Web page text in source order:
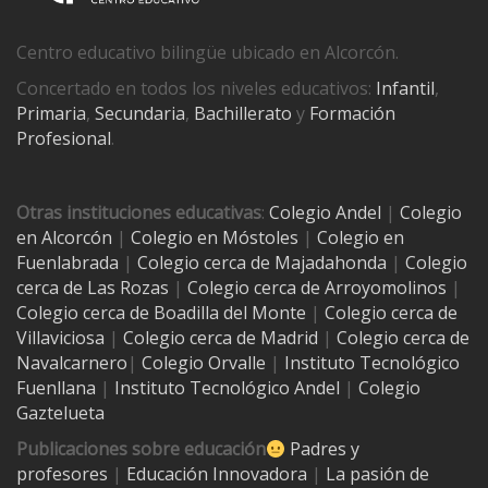
Centro educativo bilingüe ubicado en Alcorcón.
Concertado en todos los niveles educativos: Infantil,
Primaria, Secundaria, Bachillerato y Formación
Profesional.
Otras instituciones educativas: Colegio Andel | Colegio
en Alcorcón | Colegio en Móstoles | Colegio en
Fuenlabrada | Colegio cerca de Majadahonda | Colegio
cerca de Las Rozas | Colegio cerca de Arroyomolinos |
Colegio cerca de Boadilla del Monte | Colegio cerca de
Villaviciosa | Colegio cerca de Madrid | Colegio cerca de
Navalcarnero | Colegio Orvalle | Instituto Tecnológico
Fuenllana | Instituto Tecnológico Andel | Colegio
Gaztelueta
Publicaciones sobre educación
Padres y
profesores | Educación Innovadora | La pasión de